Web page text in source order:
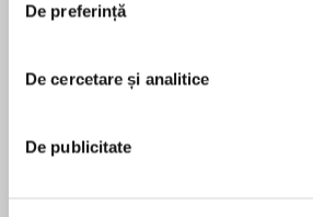
De preferință
De cercetare și analitice
De publicitate
Lady Henrietta Prince is far too
family vineyards into a
venture. But when she shares
captivated...until he claims to
În acest moment nu
Lenora Bell
Lenora Bell is aUSA
winning author of historical